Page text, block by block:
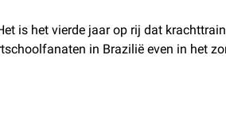
is het vierde jaar op rij dat
in Brazilië even in het